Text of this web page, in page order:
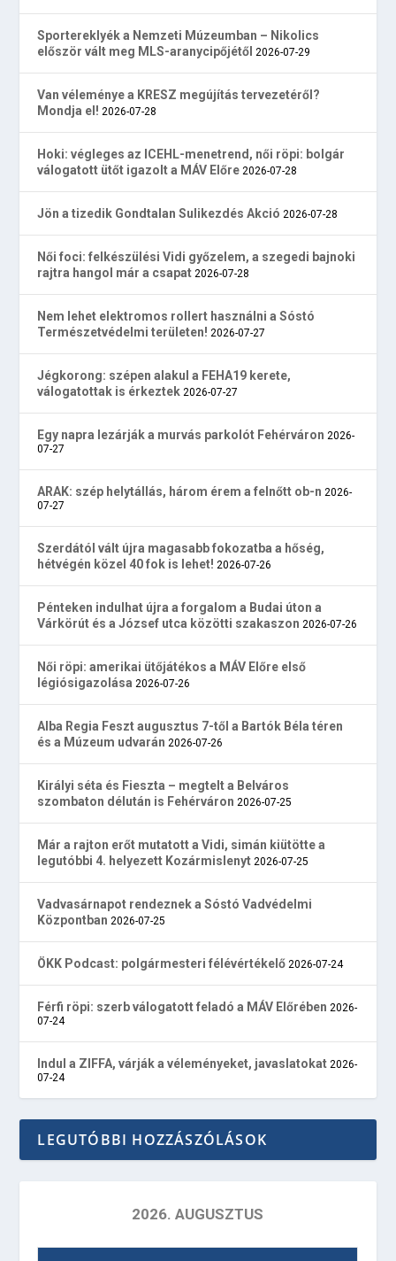
Sportereklyék a Nemzeti Múzeumban – Nikolics
először vált meg MLS-aranycipőjétől 2026-07-29
Van véleménye a KRESZ megújítás tervezetéről?
Mondja el! 2026-07-28
Hoki: végleges az ICEHL-menetrend, női röpi: bolgár
válogatott ütőt igazolt a MÁV Előre 2026-07-28
Jön a tizedik Gondtalan Sulikezdés Akció 2026-07-28
Női foci: felkészülési Vidi győzelem, a szegedi bajnoki
rajtra hangol már a csapat 2026-07-28
Nem lehet elektromos rollert használni a Sóstó
Természetvédelmi területen! 2026-07-27
Jégkorong: szépen alakul a FEHA19 kerete,
válogatottak is érkeztek 2026-07-27
Egy napra lezárják a murvás parkolót Fehérváron 2026-
07-27
ARAK: szép helytállás, három érem a felnőtt ob-n 2026-
07-27
Szerdától vált újra magasabb fokozatba a hőség,
hétvégén közel 40 fok is lehet! 2026-07-26
Pénteken indulhat újra a forgalom a Budai úton a
Várkörút és a József utca közötti szakaszon 2026-07-26
Női röpi: amerikai ütőjátékos a MÁV Előre első
légiósigazolása 2026-07-26
Alba Regia Feszt augusztus 7-től a Bartók Béla téren
és a Múzeum udvarán 2026-07-26
Királyi séta és Fieszta – megtelt a Belváros
szombaton délután is Fehérváron 2026-07-25
Már a rajton erőt mutatott a Vidi, simán kiütötte a
legutóbbi 4. helyezett Kozármislenyt 2026-07-25
Vadvasárnapot rendeznek a Sóstó Vadvédelmi
Központban 2026-07-25
ÖKK Podcast: polgármesteri félévértékelő 2026-07-24
Férfi röpi: szerb válogatott feladó a MÁV Előrében 2026-
07-24
Indul a ZIFFA, várják a véleményeket, javaslatokat 2026-
07-24
LEGUTÓBBI HOZZÁSZÓLÁSOK
2026. AUGUSZTUS